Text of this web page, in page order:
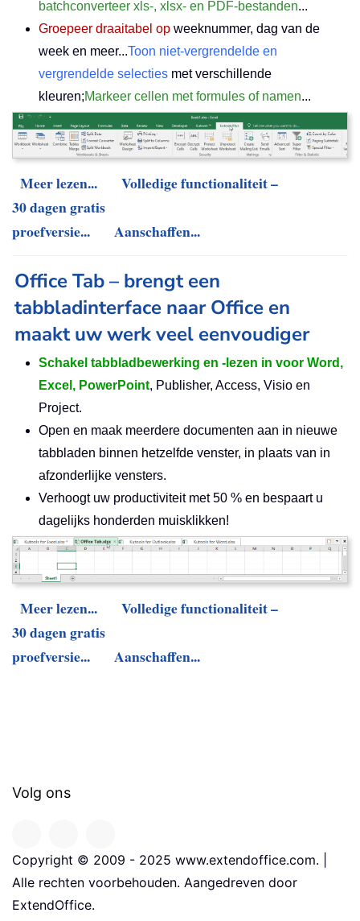
batchconverteer xls-, xlsx- en PDF-bestanden...
Groepeer draaitabel op weeknummer, dag van de
week en meer...Toon niet-vergrendelde en
vergrendelde selecties met verschillende
kleuren;Markeer cellen met formules of namen...
Meer lezen...
Volledige functionaliteit –
30 dagen gratis
proefversie...
Aanschaffen...
Office Tab – brengt een
tabbladinterface naar Office en
maakt uw werk veel eenvoudiger
Schakel tabbladbewerking en -lezen in voor Word,
Excel, PowerPoint, Publisher, Access, Visio en
Project.
Open en maak meerdere documenten aan in nieuwe
tabbladen binnen hetzelfde venster, in plaats van in
afzonderlijke vensters.
Verhoogt uw productiviteit met 50 % en bespaart u
dagelijks honderden muisklikken!
Meer lezen...
Volledige functionaliteit –
30 dagen gratis
proefversie...
Aanschaffen...
Volg ons
Copyright © 2009 - 2025 www.extendoffice.com. |
Alle rechten voorbehouden. Aangedreven door
ExtendOffice.